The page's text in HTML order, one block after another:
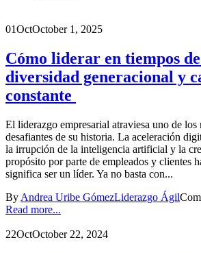
01OctOctober 1, 2025
Cómo liderar en tiempos
diversidad generacional y
constante
El liderazgo empresarial atraviesa uno de los
desafiantes de su historia. La aceleración
la irrupción de la inteligencia artificial y la
propósito por parte de empleados y clientes
significa ser un líder. Ya no basta con...
By Andrea Uribe GómezLiderazgo Ágil
Read more...
22OctOctober 22, 2024